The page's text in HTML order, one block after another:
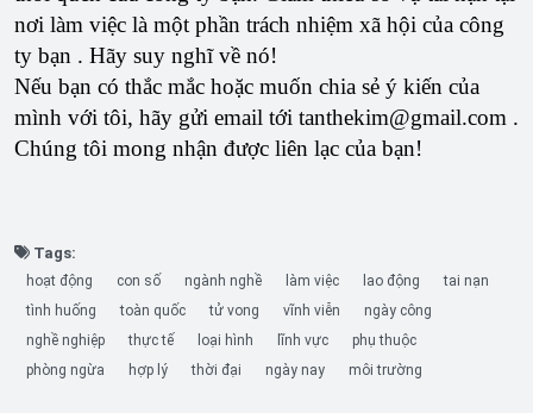
nơi làm việc là một phần trách nhiệm xã hội của công
ty bạn . Hãy suy nghĩ về nó!
Nếu bạn có thắc mắc hoặc muốn chia sẻ ý kiến ​​của
mình với tôi, hãy gửi email tới tanthekim@gmail.com .
Chúng tôi mong nhận được liên lạc của bạn!
Tags:
hoạt động con số ngành nghề làm việc lao động
tai nạn
tình huống
toàn quốc tử vong vĩnh viễn
ngày công
nghề nghiệp
thực tế loại hình lĩnh vực
phụ thuộc
phòng ngừa
hợp lý thời đại ngày nay môi trường